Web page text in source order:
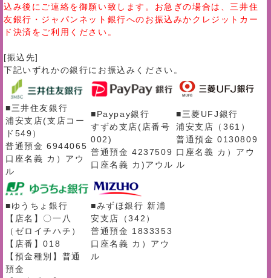
込み後にご連絡を御願い致します。お急ぎの場合は、三井住
友銀行・ジャパンネット銀行へのお振込みかクレジットカー
ド決済をご利用ください。
[振込先]
下記いずれかの銀行にお振込みください。
■三井住友銀行
浦安支店(支店コー
ド549）
普通預金 6944065
口座名義 カ）アウ
ル
■Paypay銀行
すずめ支店(店番号
002)
普通預金 4237509
口座名義 カ)アウル
■三菱UFJ銀行
浦安支店（361）
普通預金 0130809
口座名義 カ）アウ
ル
■ゆうちょ銀行
【店名】〇一八
（ゼロイチハチ）
【店番】018
【預金種別】普通
預金
■みずほ銀行 新浦
安支店（342）
普通預金 1833353
口座名義 カ）アウ
ル